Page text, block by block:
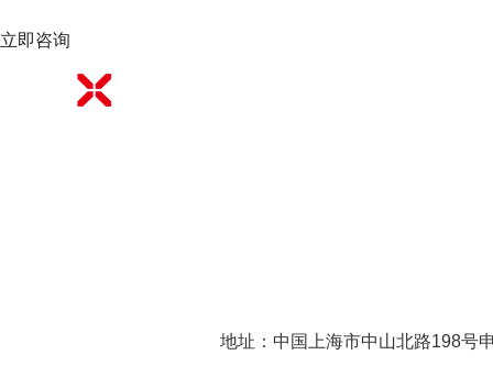
立即咨询
地址：中国上海市中山北路198号